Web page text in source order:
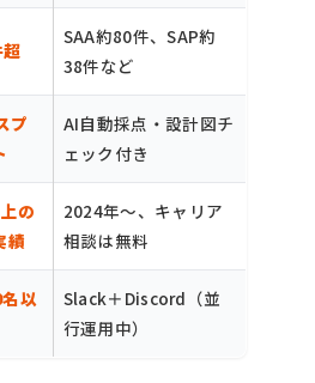
SAA約80件、SAP約
38件など
プ
AI自動採点・設計図チ
ェック付き
の
績
2024年〜、キャリア
相談は無料
以
Slack＋Discord（並
行運用中）